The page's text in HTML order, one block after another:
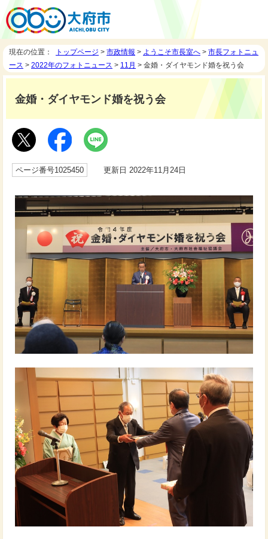
現在の位置： トップページ > 市政情報 > ようこそ市長室へ > 市長フォトニュ
ース > 2022年のフォトニュース > 11月 > 金婚・ダイヤモンド婚を祝う会
金婚・ダイヤモンド婚を祝う会
ページ番号1025450 更新日 2022年11月24日